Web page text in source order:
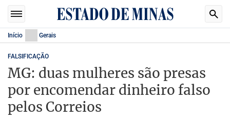
Início Gerais
FALSIFICAÇÃO
MG: duas mulheres são presas
por encomendar dinheiro falso
pelos Correios